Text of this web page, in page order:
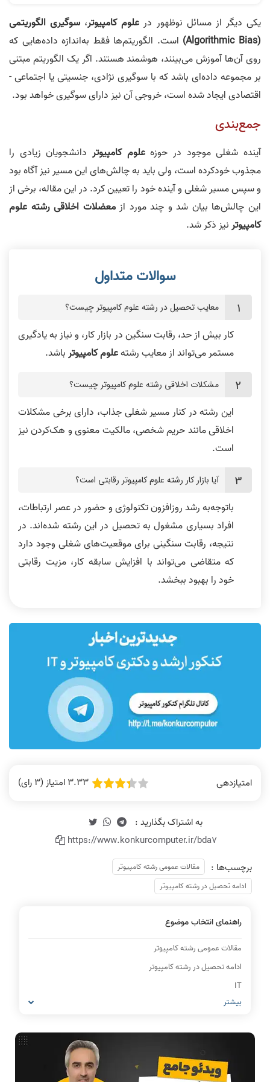
یکی دیگر از مسائل نوظهور در علوم کامپیوتر، سوگیری الگوریتمی
(Algorithmic Bias)
است. الگوریتم‌ها فقط به‌اندازه داده‌هایی که
روی آن‌ها آموزش می‌بینند، هوشمند هستند. اگر یک الگوریتم مبتنی
بر مجموعه داده‌ای باشد که با سوگیری نژادی، جنسیتی یا اجتماعی -
اقتصادی ایجاد شده است، خروجی آن نیز دارای سوگیری خواهد بود.
جمع‌بندی
آینده شغلی موجود در حوزهعلوم کامپیوتر دانشجویان زیادی را
مجذوب خودکرده است، ولی باید به چالش‌های این مسیر نیز آگاه بود
و سپس مسیر شغلی و آینده خود را تعیین کرد. در این مقاله، برخی از
این چالش‌ها بیان شد و چند مورد از معضلات اخلاقی رشته علوم
کامپیوترنیز ذکر شد.
معایب تحصیل در رشته علوم کامپیوتر چیست؟
کار بیش‌ از حد، رقابت سنگین در بازار کار، و نیاز به یادگیری
مستمر می‌تواند از معایب رشتهعلوم کامپیوترباشد.
مشکلات اخلاقی رشته علوم کامپیوتر چیست؟
این رشته در کنار مسیر شغلی جذاب، دارای برخی مشکلات
اخلاقی مانند حریم شخصی، مالکیت معنوی و هک‌کردن نیز
است.
آیا بازار کار رشته علوم کامپیوتر رقابتی است؟
باتوجه‌به رشد روزافزون تکنولوژی و حضور در عصر ارتباطات،
افراد بسیاری مشغول به تحصیل در این رشته شده‌اند. در
نتیجه، رقابت سنگینی برای موقعیت‌های شغلی وجود دارد
که متقاضی می‌تواند با افزایش سابقه کار، مزیت رقابتی
خود را بهبود ببخشد.
امتیازدهی 3.33 امتیاز (3 رای)
https://www.konkurcomputer.ir/bda7
برچسب‌ها :
مقالات عمومی رشته کامپیوتر
ادامه تحصیل در رشته کامپیوتر
راهنمای انتخاب موضوع
مقالات عمومی رشته کامپیوتر
ادامه تحصیل در رشته کامپیوتر
IT
شبکه های کامپیوتری
ریاضیات گسسته
مدار منطقی
بیشتر